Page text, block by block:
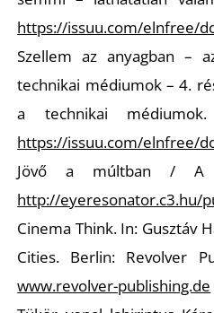
https://issuu.com/elnfree/
Szellem az anyagban –
technikai médiumok – 4.
a technikai
https://issuu.com/elnfree/
Jövő a múltban / A
http://eyeresonator.c3.hu/
Cinema Think. In: Gusztáv
Cities. Berlin: Revolver
www.revolver-publishing.de